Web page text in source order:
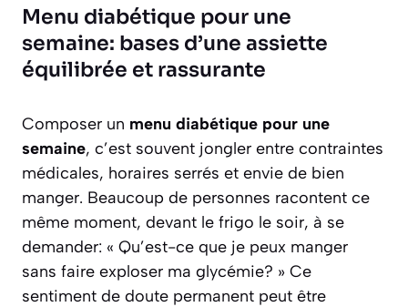
Menu diabétique pour une
semaine: bases d’une assiette
équilibrée et rassurante
Composer un menu diabétique pour une
semaine, c’est souvent jongler entre contraintes
médicales, horaires serrés et envie de bien
manger. Beaucoup de personnes racontent ce
même moment, devant le frigo le soir, à se
demander: « Qu’est-ce que je peux manger
sans faire exploser ma glycémie? » Ce
sentiment de doute permanent peut être